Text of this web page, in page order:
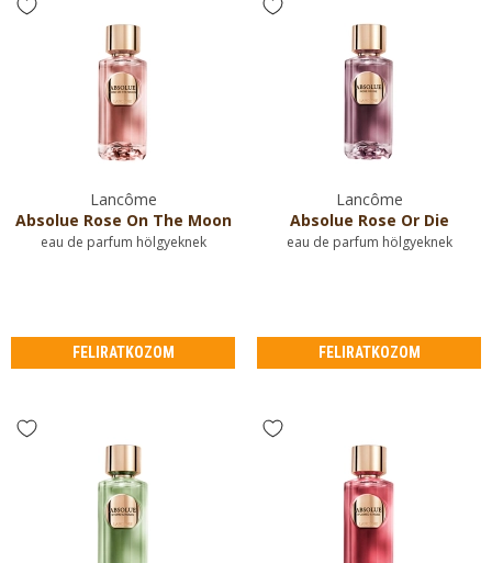
Lancôme
Absolue Rose On The Moon
eau de parfum hölgyeknek
FELIRATKOZOM
Lancôme
Absolue Rose Or Die
eau de parfum hölgyeknek
FELIRATKOZOM